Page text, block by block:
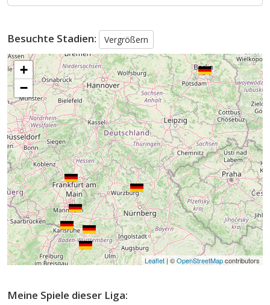
Besuchte Stadien: Vergrößern
+
−
Leaflet| ©OpenStreetMapcontributors
Meine Spiele dieser Liga: